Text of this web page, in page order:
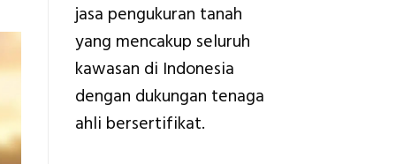
jasa pengukuran tanah
yang mencakup seluruh
kawasan di Indonesia
dengan dukungan tenaga
ahli bersertifikat.